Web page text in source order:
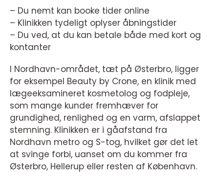
– Du nemt kan booke tider online
– Klinikken tydeligt oplyser åbningstider
– Du ved, at du kan betale både med kort og
kontanter
I Nordhavn-området, tæt på Østerbro, ligger
for eksempel Beauty by Crone, en klinik med
lægeeksamineret kosmetolog og fodpleje,
som mange kunder fremhæver for
grundighed, renlighed og en varm, afslappet
stemning. Klinikken er i gåafstand fra
Nordhavn metro og S-tog, hvilket gør det let
at svinge forbi, uanset om du kommer fra
Østerbro, Hellerup eller resten af København.